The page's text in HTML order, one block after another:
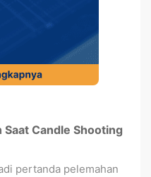
Candle Shooting
pertanda pelemahan